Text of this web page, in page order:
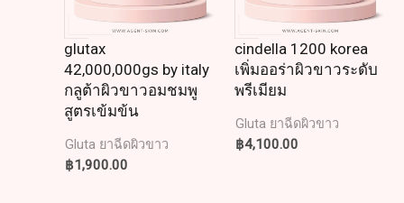
glutax
42,000,000gs by italy
กลูต้าผิวขาวอมชมพู
สูตรเข้มข้น
Gluta ยาฉีดผิวขาว
฿1,900.00
cindella 1200 korea
เพิ่มออร่าผิวขาวระดับ
พรีเมียม
Gluta ยาฉีดผิวขาว
฿4,100.00